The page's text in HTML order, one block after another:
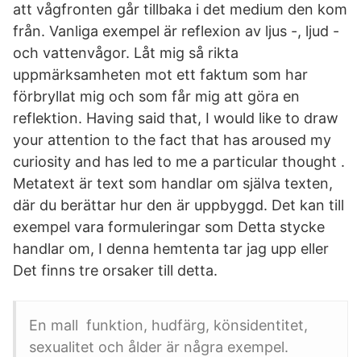
att vågfronten går tillbaka i det medium den kom
från. Vanliga exempel är reflexion av ljus -, ljud -
och vattenvågor. Låt mig så rikta
uppmärksamheten mot ett faktum som har
förbryllat mig och som får mig att göra en
reflektion. Having said that, I would like to draw
your attention to the fact that has aroused my
curiosity and has led to me a particular thought .
Metatext är text som handlar om själva texten,
där du berättar hur den är uppbyggd. Det kan till
exempel vara formuleringar som Detta stycke
handlar om, I denna hemtenta tar jag upp eller
Det finns tre orsaker till detta.
En mall funktion, hudfärg, könsidentitet,
sexualitet och ålder är några exempel.